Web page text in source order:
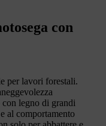
con
per lavori forestali.
con legno di grandi
al comportamento